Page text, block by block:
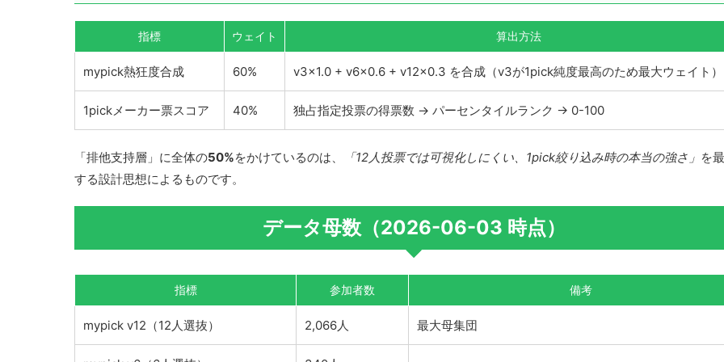
指標 ウェイト 算出方法
mypick熱狂度合成 60% v3×1.0 + v6×0.6 + v12×0.3 を合成（v3が1pick純度最高のため最大ウェイト）
1pickメーカー票スコア 40% 独占指定投票の得票数 → パーセンタイルランク → 0-100
「排他支持層」に全体の50%をかけているのは、 「12人投票では可視化しにくい、1pick絞り込み時の本当の強さ」 を
する設計思想によるものです。
データ母数（2026-06-03 時点）
指標 参加者数 備考
mypick v12（12人選抜） 2,066人 最大母集団